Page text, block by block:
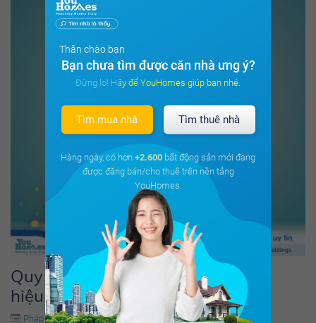
Quy định của Luật Đất đai mới có
hiệu lực từ tháng 4/2024
Pháp lý 2483 người đã đọc
Thân chào bạn
Bạn chưa tìm được căn nhà ưng ý?
Đừng lo! Hãy để YouHomes giúp bạn nhé.
Tìm mua nhà Tìm thuê nhà
Hàng ngày, có hơn +2.600 bất động sản mới đang
được đăng bán/cho thuê trên nền tảng
YouHomes.